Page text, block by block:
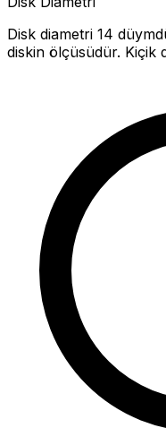
Disk diametri 14
diskin ölçüsüdür. Kiçik